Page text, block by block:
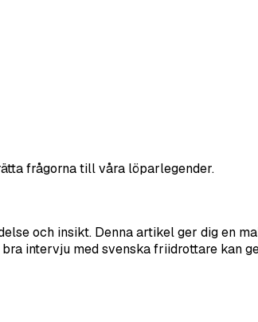
frågorna till våra löparlegender.
och insikt. Denna artikel ger dig en
intervju med svenska friidrottare kan